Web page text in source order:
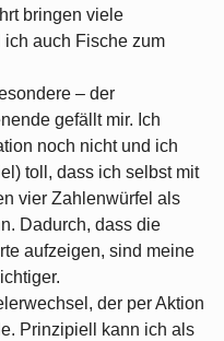
bringen viele
auch Fische zum
– der
gefällt mir. Ich
noch nicht und ich
toll, dass ich selbst mit
vier Zahlenwürfel als
Dadurch, dass die
aufzeigen, sind meine
der per Aktion
Prinzipiell kann ich als